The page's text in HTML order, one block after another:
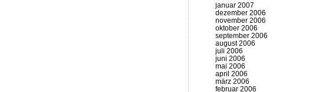
januar 2007
dezember 2006
november 2006
oktober 2006
september 2006
august 2006
juli 2006
juni 2006
mai 2006
april 2006
märz 2006
februar 2006